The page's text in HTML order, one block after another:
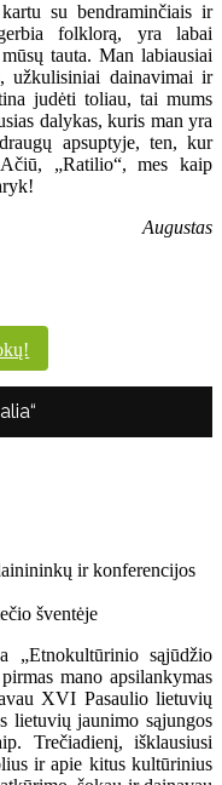
su bendraminčiais ir
folklorą, yra labai
tauta. Man labiausiai
užkulisiniai dainavimai ir
judėti toliau, tai mums
dalykas, kuris man yra
apsuptyje, ten, kur
„Ratilio“, mes kaip
Augustas
„Etnokultūrinio sąjūdžio
mano apsilankymas
XVI Pasaulio lietuvių
lietuvių jaunimo sąjungos
Trečiadienį, išklausiusi
ir apie kitus kultūrinius